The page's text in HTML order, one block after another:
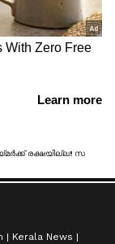
Kerala News